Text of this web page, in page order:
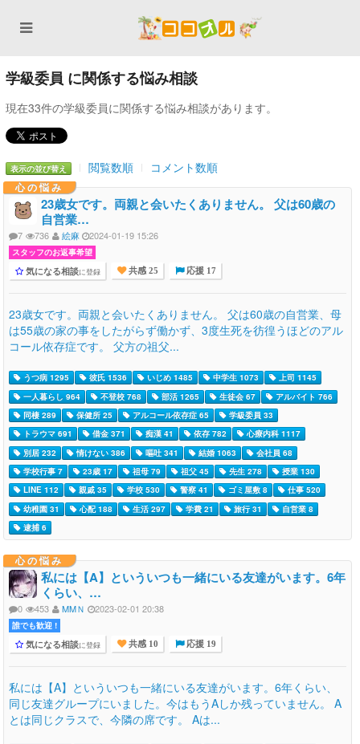
学級委員 に関係する悩み相談
現在33件の学級委員に関係する悩み相談があります。
表示の並び替え 閲覧数順 コメント数順
心の悩み
23歳女です。両親と会いたくありません。 父は60歳の
自営業…
7 736 絵麻 2024-01-19 15:26
スタッフのお返事希望
気になる相談に登録 共感 25 応援 17
23歳女です。両親と会いたくありません。 父は60歳の自営業、母
は55歳の家の事をしたがらず働かず、3度生死を彷徨うほどのアル
コール依存症です。 父方の祖父...
うつ病 1295 彼氏 1536 いじめ 1485 中学生 1073
上司 1145
一人暮らし 964
不登校 768 部活 1265 生徒会 67
アルバイト 766
同棲 289
保健所 25 アルコール依存症 65
学級委員 33
トラウマ 691
借金 371 痴漢 41 依存 782
心療内科 1117
別居 232
情けない 386 嘔吐 341 結婚 1063
会社員 68
学校行事 7
23歳 17 祖母 79 祖父 45 先生 278
授業 130
LINE 112
親戚 35 学校 530 警察 41 ゴミ屋敷 8
仕事 520
幼稚園 31
心配 188 生活 297 学費 21 旅行 31
自営業 8
逮捕 6
心の悩み
私には【A】といういつも一緒にいる友達がいます。6年
くらい、…
0 453 MMＮ 2023-02-01 20:38
誰でも歓迎 !
気になる相談に登録 共感 10 応援 19
私には【A】といういつも一緒にいる友達がいます。6年くらい、
同じ友達グループにいました。今はもうAしか残っていません。 A
とは同じクラスで、今隣の席です。 Aは...